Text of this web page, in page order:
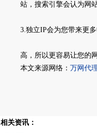
站，搜索引擎会认为网
3.独立IP会为您带来更
高，所以更容易让您的
本文来源网络： 万网代
相关资讯：